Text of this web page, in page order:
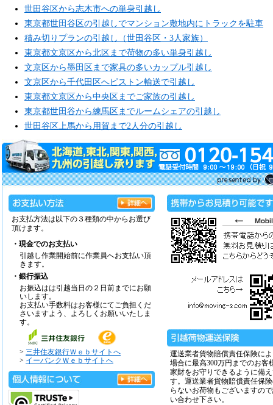
世田谷区から志木市への単身引越し
東京都世田谷区の引越しでマンション敷地内にトラックを駐車
積み切りプランの引越し（世田谷区・3人家族）
東京都文京区から北区まで荷物の多い単身引越し
文京区から墨田区まで家具の多いカップル引越し
文京区から千代田区へピストン輸送で引越し
東京都文京区から中央区までご家族の引越し
東京都世田谷から練馬区までルームシェアの引越し
世田谷区上馬から用賀まで2人分の引越し
お支払方法は以下の３種類の中からお選び
頂けます。
・現金でのお支払い
引越し作業開始前に作業員へお支払い頂
きます。
・銀行振込
お振込はは引越当日の２日前までにお願
いします。
お支払い手数料はお客様にてご負担くだ
さいますよう、よろしくお願いいたしま
す。
> 三井住友銀行Ｗｅｂサイトへ
> イーバンクＷｅｂサイトへ
運送業者貨物賠償責任保険に
場合に最高300万円までのお客
家財をお守りできるように備
す。運送業者貨物賠償責任保
らないお荷物もございますの
い合わせ下さい。